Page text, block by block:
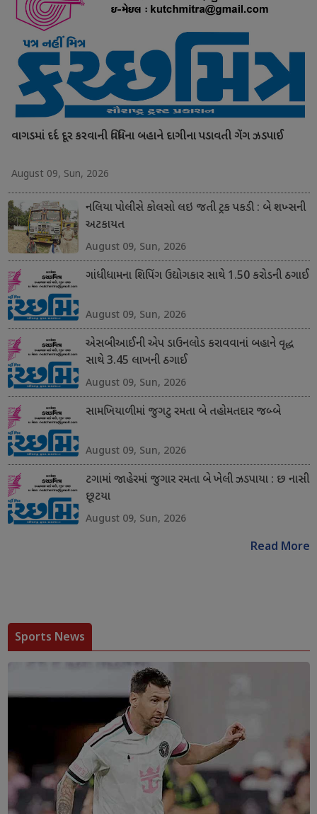
વાગડમાં દર્દ દૂર કરવાની વિધિના બહાને દાગીના પડાવતી ગેંગ ઝડપાઈ
August 09, Sun, 2026
નલિયા પોલીસે કોલસો લઇ જતી ટ્રક પકડી : બે શખ્સની
અટકાયત
August 09, Sun, 2026
ગાંધીધામના શિપિંગ ઉદ્યોગકાર સાથે 1.50 કરોડની ઠગાઈ
August 09, Sun, 2026
એસબીઆઈની એપ ડાઉનલોડ કરાવવાનાં બહાને વૃદ્ધ
સાથે 3.45 લાખની ઠગાઈ
August 09, Sun, 2026
સામખિયાળીમાં જુગટુ રમતા બે તહોમતદાર જબ્બે
August 09, Sun, 2026
ટગામાં જાહેરમાં જુગાર રમતા બે ખેલી ઝડપાયા : છ નાસી
છૂટયા
August 09, Sun, 2026
Read More
Sports News